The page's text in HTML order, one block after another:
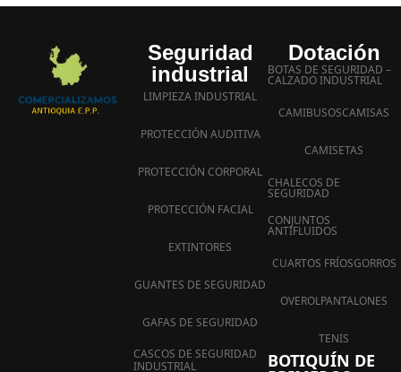
Seguridad
industrial
LIMPIEZA INDUSTRIAL
PROTECCIÓN AUDITIVA
PROTECCIÓN CORPORAL
PROTECCIÓN FACIAL
EXTINTORES
GUANTES DE SEGURIDAD
GAFAS DE SEGURIDAD
CASCOS DE SEGURIDAD
INDUSTRIAL
Dotación
BOTAS DE SEGURIDAD –
CALZADO INDUSTRIAL
CAMIBUSOSCAMISAS
CAMISETAS
CHALECOS DE
SEGURIDAD
CONJUNTOS
ANTIFLUIDOS
CUARTOS FRÍOSGORROS
OVEROLPANTALONES
TENIS
BOTIQUÍN DE